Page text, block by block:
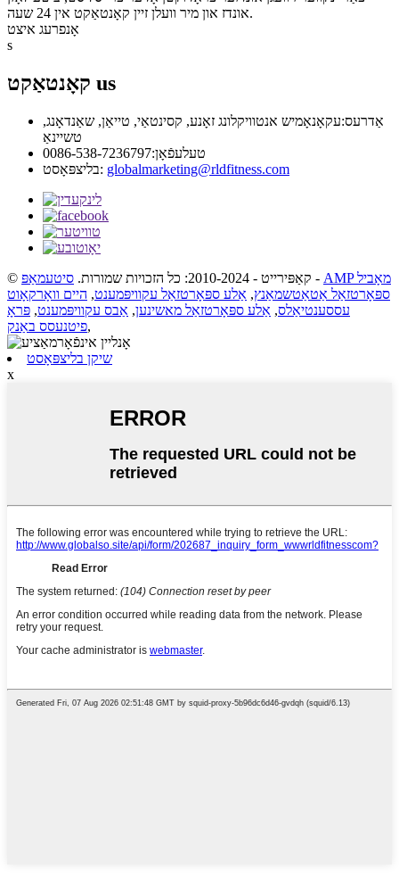
אונדז און מיר וועלן זיין קאָנטאַקט אין 24 שעה.
אָנפרעג איצט
s
קאָנטאַקט us
אַדרעס:עקאָנאָמיש אנטוויקלונג זאָנע, קסינטאַי, טייאַן, שאַנדאָנג,
טשיינאַ
טעלעפֿאָן:0086-538-7236797
בליצפּאָסט: globalmarketing@rldfitness.com
© קאַפּירייט - 2010-2024: כל הזכויות שמורות. סיטעמאַפּ -
AMP מאָביל
ספּאָרטזאַל אַטאַטשמאַנץ, אַלע ספּאָרטזאַל עקוויפּמענט, היים וואָרקאָוט
עססענטיאַלס, אַלע ספּאָרטזאַל מאשינען, אַבס עקוויפּמענט, פּראָ
פיטנעסס באַנק,
שיקן בליצפּאָסט
x